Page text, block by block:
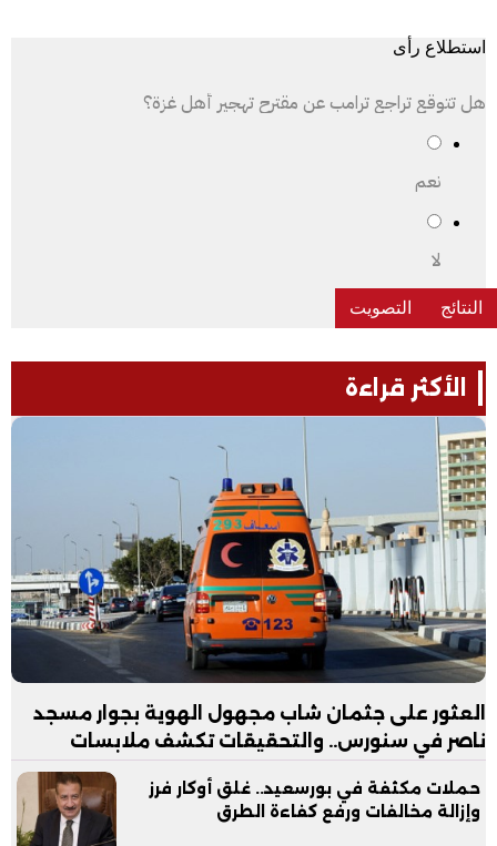
استطلاع رأى
هل تتوقع تراجع ترامب عن مقترح تهجير أهل غزة؟
نعم
لا
الأكثر قراءة
العثور على جثمان شاب مجهول الهوية بجوار مسجد
ناصر في سنورس.. والتحقيقات تكشف ملابسات
حملات مكثفة في بورسعيد.. غلق أوكار فرز
وإزالة مخالفات ورفع كفاءة الطرق